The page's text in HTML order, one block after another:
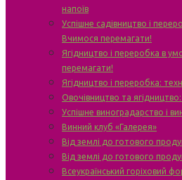
напоїв
Успішне садівництво і
Вчимося перемагати!
Ягідництво і переробка в
перемагати!
Ягідництво і переробка:
Овочівництво та
Успішне виноградарство і
Винний клуб «Галерея»
Від землі до готового
Від землі до готового
Всеукраїнський горіховий